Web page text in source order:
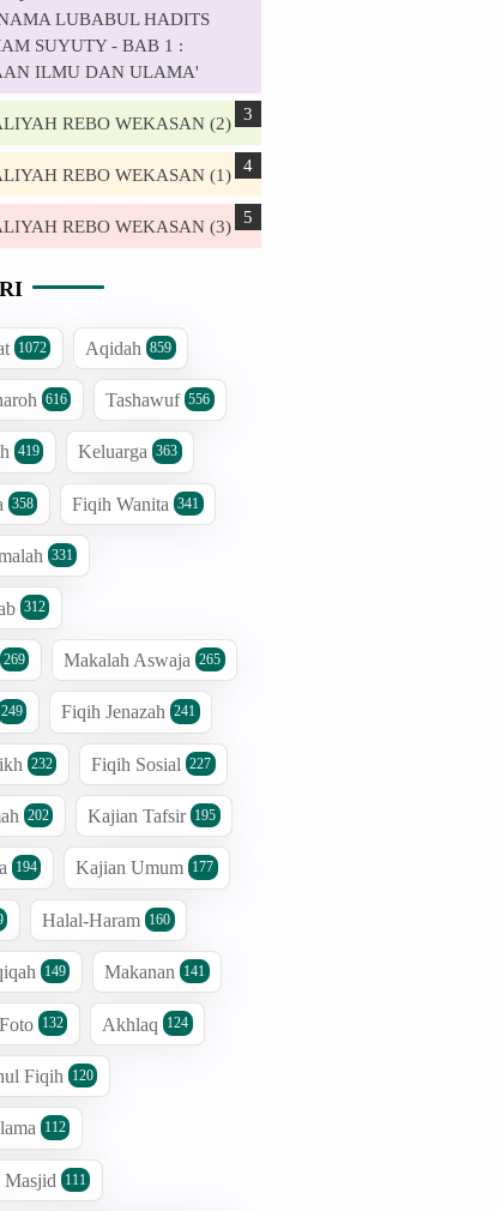
LUBABUL HADITS
SUYUTY - BAB 1 :
ILMU DAN ULAMA'
REBO WEKASAN (2)
REBO WEKASAN (1)
REBO WEKASAN (3)
1072 Aqidah 859
616 Tashawuf 556
419 Keluarga 363
358 Fiqih Wanita 341
331
312
269 Makalah Aswaja 265
249 Fiqih Jenazah 241
232 Fiqih Sosial 227
202 Kajian Tafsir 195
194 Kajian Umum 177
Halal-Haram 160
149 Makanan 141
132 Akhlaq 124
Fiqih 120
112
Masjid 111